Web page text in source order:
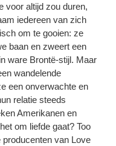
voor altijd zou duren,
iedereen van zich
om te gooien: ze
baan en zweert een
ware Brontë-stijl. Maar
wandelende
een onverwachte en
relatie steeds
Amerikanen en
om liefde gaat? Too
van Love